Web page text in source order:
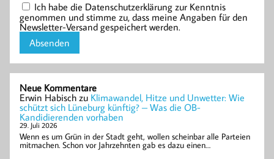
Ich habe die Datenschutzerklärung zur Kenntnis
genommen und stimme zu, dass meine Angaben für den
Newsletter-Versand gespeichert werden.
Neue Kommentare
Erwin Habisch zu Klimawandel, Hitze und Unwetter: Wie
schützt sich Lüneburg künftig? – Was die OB-
Kandidierenden vorhaben
29. Juli 2026
Wenn es um Grün in der Stadt geht, wollen scheinbar alle Parteien
mitmachen. Schon vor Jahrzehnten gab es dazu einen…